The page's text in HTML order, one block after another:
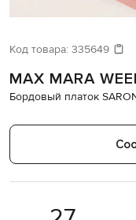
Код товара: 335649
MAX MARA
Бордовый платок